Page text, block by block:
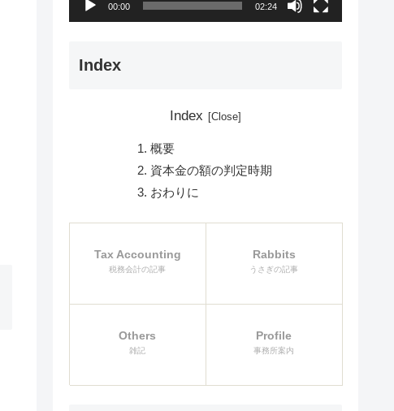
ー
00:00 02:24
Index
Index
概要
資本金の額の判定時期
おわりに
Tax Accounting
税務会計の記事
Rabbits
うさぎの記事
Others
雑記
Profile
事務所案内